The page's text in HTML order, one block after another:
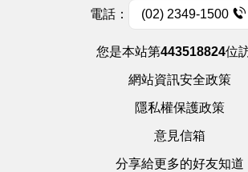
電話： (02) 2349-1500
您是本站第443518824位
網站資訊安全政策
隱私權保護政策
意見信箱
分享給更多的好友知道